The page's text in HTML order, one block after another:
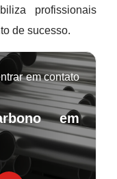
profissionais
de sucesso.
em contato
em